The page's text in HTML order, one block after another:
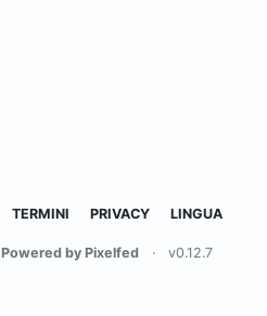
TERMINI PRIVACY LINGUA
Powered by Pixelfed · v0.12.7